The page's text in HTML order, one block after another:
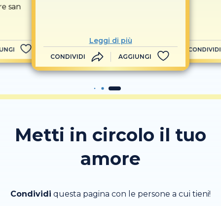
san
Leggi di più
CONDIVIDI AGGIUNGI
CONDIVIDI
Metti in circolo il tuo
amore
Condividi questa pagina con le persone a cui tieni!